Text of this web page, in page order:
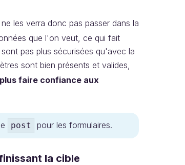
les verra donc pas passer dans la
que l'on veut, ce qui fait
pas plus sécurisées qu'avec la
sont bien présents et valides,
faire confiance aux
post pour les formulaires.
la cible